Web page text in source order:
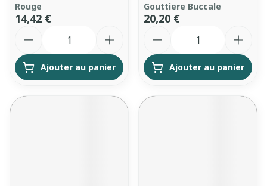
Rouge
14,42 €
Ajouter au panier
Gouttiere Buccale
20,20 €
Ajouter au panier